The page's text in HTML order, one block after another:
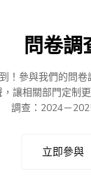
問卷調
！參與我們的問
讓相關部門定制
調查：2024－
立即參與